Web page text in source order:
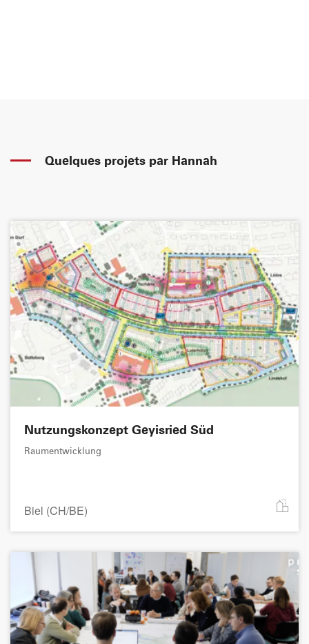
Quelques projets par Hannah
Nutzungskonzept Geyisried Süd
Raumentwicklung
Biel (CH/BE)